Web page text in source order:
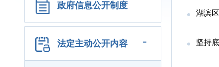
政府信息公开制度
法定主动公开内容 -
湖滨
坚持